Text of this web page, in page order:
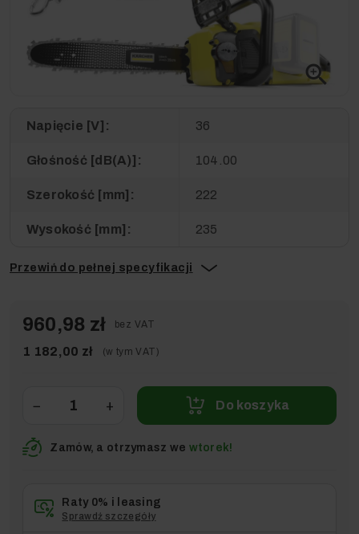
zoom_in
Napięcie [V]: 36
Głośność [dB(A)]: 104.00
Szerokość [mm]: 222
Wysokość [mm]: 235
Przewiń do pełnej specyfikacji
960,98 zł bez VAT
1 182,00 zł (w tym VAT)
− + Do koszyka
Zamów, a otrzymasz we wtorek!
Raty 0% i leasing
Sprawdź szczegóły